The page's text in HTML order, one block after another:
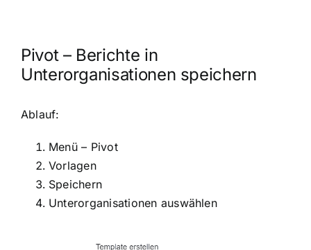
Pivot – Berichte in
Unterorganisationen speichern
Ablauf:
Menü – Pivot
Vorlagen
Speichern
Unterorganisationen auswählen